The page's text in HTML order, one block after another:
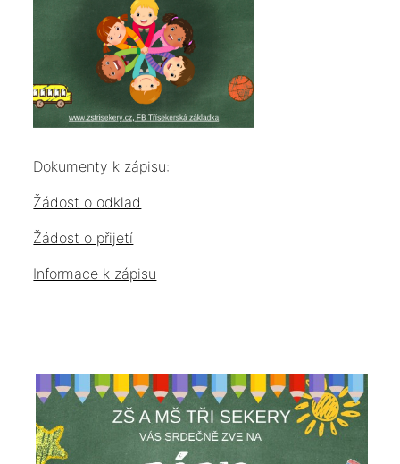
Dokumenty k zápisu:
Žádost o odklad
Žádost o přijetí
Informace k zápisu